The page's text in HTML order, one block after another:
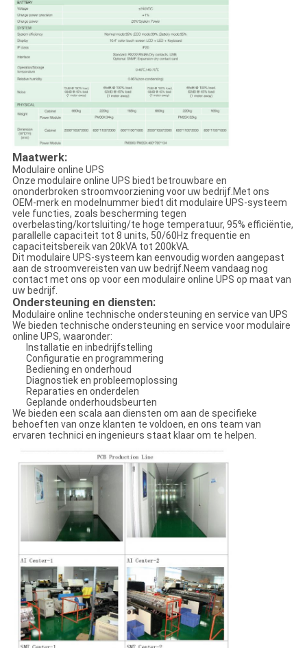
Maatwerk:
Modulaire online UPS
Onze modulaire online UPS biedt betrouwbare en
ononderbroken stroomvoorziening voor uw bedrijf.Met ons
OEM-merk en modelnummer biedt dit modulaire UPS-systeem
vele functies, zoals bescherming tegen
overbelasting/kortsluiting/te hoge temperatuur, 95% efficiëntie,
parallelle capaciteit tot 8 units, 50/60Hz frequentie en
capaciteitsbereik van 20kVA tot 200kVA.
Dit modulaire UPS-systeem kan eenvoudig worden aangepast
aan de stroomvereisten van uw bedrijf.Neem vandaag nog
contact met ons op voor een modulaire online UPS op maat van
uw bedrijf.
Ondersteuning en diensten:
Modulaire online technische ondersteuning en service van UPS
We bieden technische ondersteuning en service voor modulaire
online UPS, waaronder:
Installatie en inbedrijfstelling
Configuratie en programmering
Bediening en onderhoud
Diagnostiek en probleemoplossing
Reparaties en onderdelen
Geplande onderhoudsbeurten
We bieden een scala aan diensten om aan de specifieke
behoeften van onze klanten te voldoen, en ons team van
ervaren technici en ingenieurs staat klaar om te helpen.